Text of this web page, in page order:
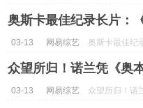
了！受列侬和
(WarIsOv...
奥斯卡最佳纪录长片：
03-13 网易综艺
奥斯卡最佳纪
尔20天》...
众望所归！诺兰凭《奥
03-13 网易综艺
众望所归！诺